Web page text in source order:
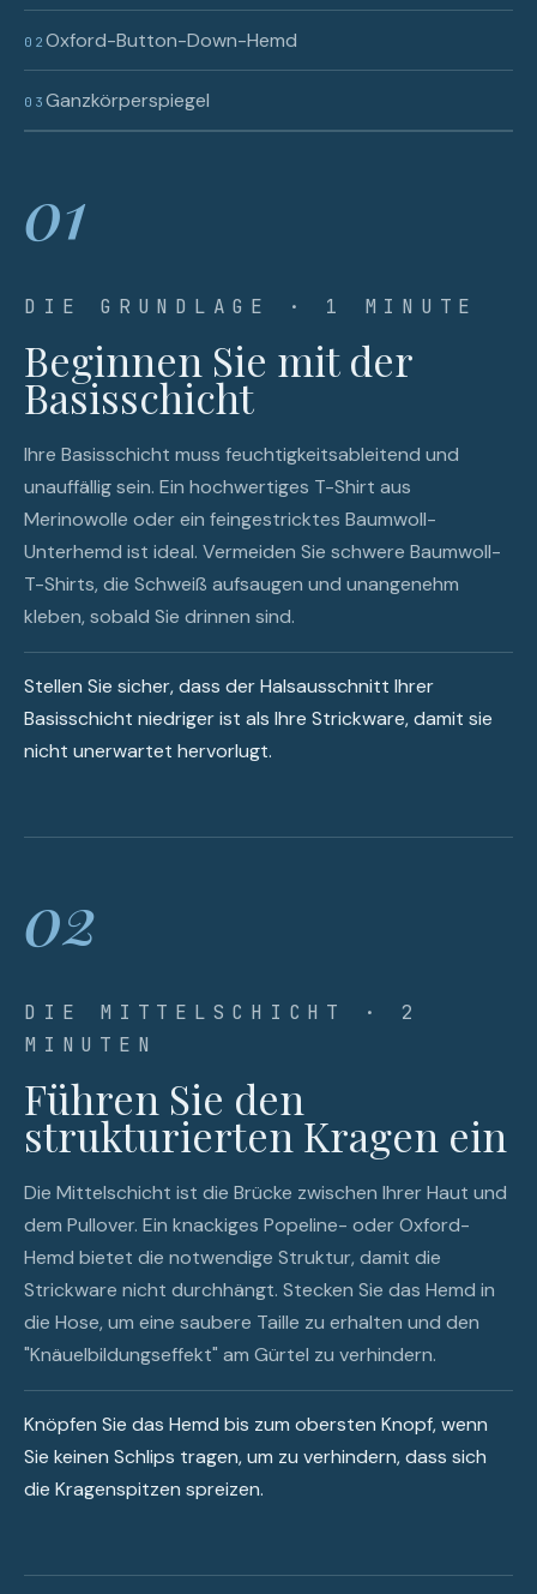
02 Oxford-Button-Down-Hemd
03 Ganzkörperspiegel
01
DIE GRUNDLAGE · 1 MINUTE
Beginnen Sie mit der
Basisschicht
Ihre Basisschicht muss feuchtigkeitsableitend und
unauffällig sein. Ein hochwertiges T-Shirt aus
Merinowolle oder ein feingestricktes Baumwoll-
Unterhemd ist ideal. Vermeiden Sie schwere Baumwoll-
T-Shirts, die Schweiß aufsaugen und unangenehm
kleben, sobald Sie drinnen sind.
Stellen Sie sicher, dass der Halsausschnitt Ihrer
Basisschicht niedriger ist als Ihre Strickware, damit sie
nicht unerwartet hervorlugt.
02
DIE MITTELSCHICHT · 2
MINUTEN
Führen Sie den
strukturierten Kragen ein
Die Mittelschicht ist die Brücke zwischen Ihrer Haut und
dem Pullover. Ein knackiges Popeline- oder Oxford-
Hemd bietet die notwendige Struktur, damit die
Strickware nicht durchhängt. Stecken Sie das Hemd in
die Hose, um eine saubere Taille zu erhalten und den
"Knäuelbildungseffekt" am Gürtel zu verhindern.
Knöpfen Sie das Hemd bis zum obersten Knopf, wenn
Sie keinen Schlips tragen, um zu verhindern, dass sich
die Kragenspitzen spreizen.